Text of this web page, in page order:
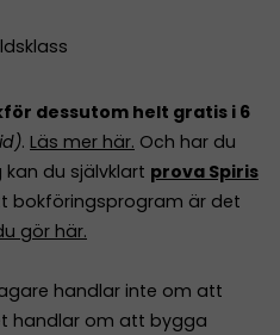
dessutom helt gratis i 6
. Läs mer här. Och har du
du självklart prova Spiris
bokföringsprogram är det
gör här.
handlar inte om att
handlar om att bygga